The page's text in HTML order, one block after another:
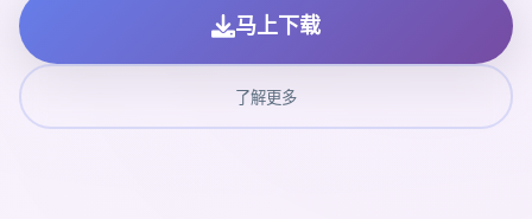
马上下载
了解更多